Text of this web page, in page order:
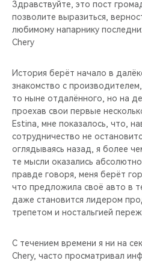
CHERY И СПОРТ
CHERY ДЛЯ ДЕТЕЙ
Здравствуйте, это пост
позволите выразиться,
любимому напарнику
Chery
История берёт начало в
знакомство с
то ныне отдалённого, но на
проехав свои первые
Estina, мне показалось, что,
сотрудничество не
оглядываясь назад, я более
те мысли оказались
правде говоря, меня берёт
что предложила своё авто в
даже становится лидером
трепетом и ностальгией
С течением времени я ни на
Chery, часто просматривал